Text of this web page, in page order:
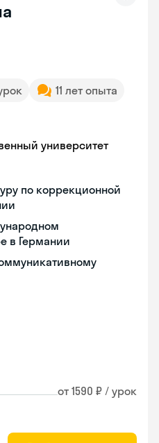
11 лет опыта
университет
по коррекционной
в Германии
от 1590 ₽ / урок